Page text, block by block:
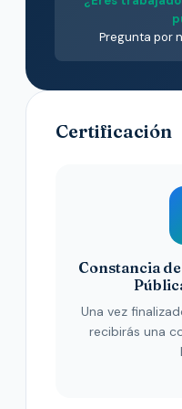
Pregunta por
Certificación
Constancia
Una vez
recibirás una